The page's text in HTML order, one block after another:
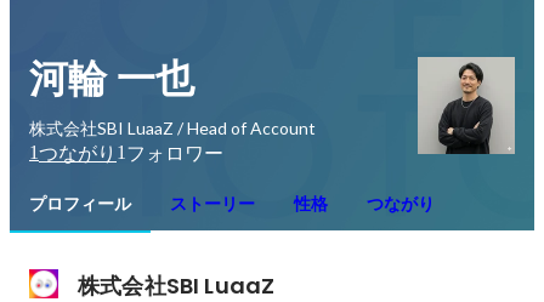
河輪 一也
株式会社SBI LuaaZ / Head of Account
1つながり 1 フォロワー
プロフィール ストーリー 性格 つながり
株式会社SBI LuaaZ